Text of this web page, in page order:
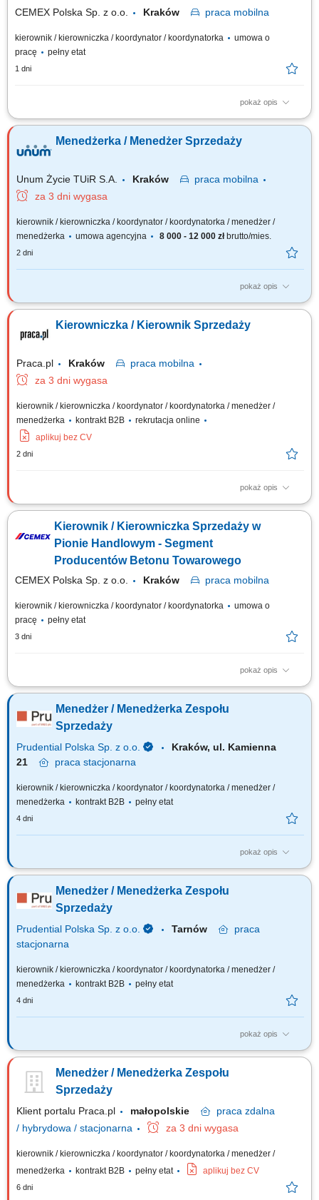
CEMEX Polska Sp. z o.o. Kraków praca mobilna
kierownik / kierowniczka / koordynator / koordynatorka
umowa o
pracę
pełny etat
1 dni
pokaż opis
Opis stanowiska Rozwijanie sprzedaży produktów dla klientów
kontrahentów oraz budowanie długoterminowych relacji handlowych.
Prowadzenie spotkań, przygotowywanie ofert i negocjowanie warunków
Menedżerka / Menedżer Sprzedaży
Unum Życie TUiR S.A. Kraków praca mobilna
za 3 dni wygasa
kierownik / kierowniczka / koordynator / koordynatorka / menedżer /
menedżerka
umowa agencyjna 8 000 - 12 000 złbrutto/mies.
2 dni
pokaż opis
Twoja rola: budujesz i rozwijasz zespół sprzedażowy – rekrutujesz,
jego potencjałem, odpowiadasz za wyniki i sposób ich osiągania,
rozwijasz zespół w oparciu o wzajemne zaufanie i partnerską
Kierowniczka / Kierownik Sprzedaży
Praca.pl Kraków praca mobilna
za 3 dni wygasa
kierownik / kierowniczka / koordynator / koordynatorka / menedżer /
menedżerka
kontrakt B2B
rekrutacja online
aplikuj bez CV
2 dni
pokaż opis
Zadania: Budowanie i rozwój zespołu sprzedażowego: rekrutacja,
sprzedażowych; Inspirowanie zespołu poprzez kreowanie relacji
opartych na wspólnych wartościach;
Kierownik / Kierowniczka Sprzedaży w
Pionie Handlowym - Segment
Producentów Betonu Towarowego
CEMEX Polska Sp. z o.o. Kraków praca mobilna
kierownik / kierowniczka / koordynator / koordynatorka
umowa o
pracę
pełny etat
3 dni
pokaż opis
Cel stanowiska Kierownik Sprzedaży cementu w segmencie producentów
biznesowych poprzez pozyskiwanie nowych Klientów, rozwijanie relacji z
obecnymi Partnerami oraz skuteczne zarządzanie procesem sprzedaży.
Menedżer / Menedżerka Zespołu
Sprzedaży
Prudential Polska Sp. z o.o.
Kraków, ul. Kamienna
21
praca stacjonarna
kierownik / kierowniczka / koordynator / koordynatorka / menedżer /
menedżerka
kontrakt B2B pełny etat
4 dni
pokaż opis
Twój zakres obowiązków: budowanie własnego biznesu opartego o
Finansowego, rekrutacja i wdrażanie nowych Konsultantów w Twoim
zespole, rozwijanie wiedzy produktowej i umiejętności sprzedażowych
Menedżer / Menedżerka Zespołu
Sprzedaży
Prudential Polska Sp. z o.o. Tarnów
praca
stacjonarna
kierownik / kierowniczka / koordynator / koordynatorka / menedżer /
menedżerka
kontrakt B2B pełny etat
4 dni
pokaż opis
Twój zakres obowiązków: budowanie własnego biznesu opartego o
Finansowego, rekrutacja i wdrażanie nowych Konsultantów w Twoim
zespole, rozwijanie wiedzy produktowej i umiejętności sprzedażowych
Menedżer / Menedżerka Zespołu
Sprzedaży
Klient portalu Praca.pl małopolskie praca zdalna
/ hybrydowa / stacjonarna
za 3 dni wygasa
kierownik / kierowniczka / koordynator / koordynatorka / menedżer /
menedżerka
kontrakt B2B pełny etat aplikuj bez CV
6 dni